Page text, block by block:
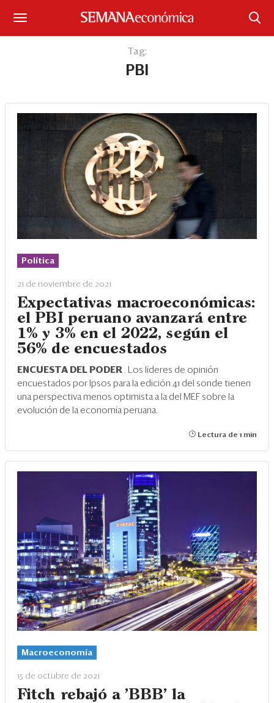
Portada
¿Qué está pasando?
Sectores y Empresas
Management
Economía y Finanzas
Blogs
Ranking CEO
Tag:
PBI
Política
21 de noviembre de 2021
Expectativas macroeconómicas:
el PBI peruano avanzará entre
1% y 3% en el 2022, según el
56% de encuestados
ENCUESTA DEL PODER
. Los líderes de opinión
encuestados por Ipsos para la edición 41 del sonde tienen
una perspectiva menos optimista a la del MEF sobre la
evolución de la economía peruana.
Lectura de 1 min
Macroeconomía
15 de octubre de 2021
Fitch rebajó a 'BBB' la